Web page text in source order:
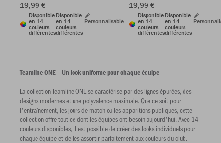
19,99 €
Disponible
en 14
couleurs
différentes
Disponible
en 14
couleurs
différentes
Personnalisable
19,99 €
Disponible
en 14
couleurs
différentes
Disponible
en 14
couleurs
différentes
Teamline ONE – Un look uniforme pour chaque équipe
La collection Teamline ONE se caractérise par des lignes épurées, des
designs modernes et une polyvalence maximale. Que ce soit pour
l'entraînement, les jours de match ou les apparitions publiques, cette
collection offre tout ce dont les équipes ont besoin aujourd'hui. Avec 14
couleurs disponibles, il est possible de créer des looks individuels pour
chaque équipe et de les assortir parfaitement aux couleurs du club.